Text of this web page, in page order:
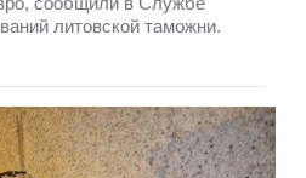
литовской таможни.